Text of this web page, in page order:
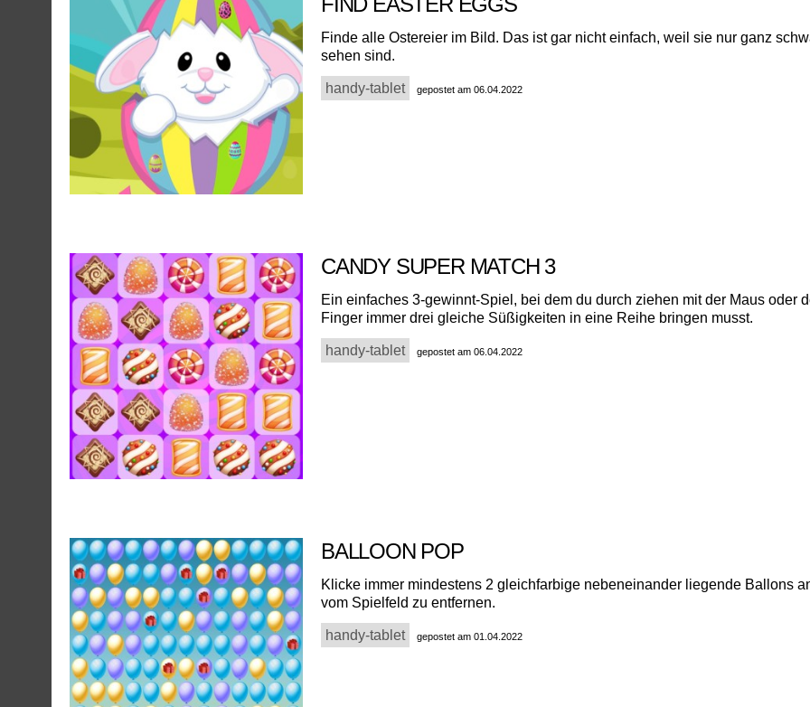
Finde alle Ostereier im Bild. Das ist gar nicht einfach, weil sie nur ganz
sehen sind.
handy-tablet gepostet am 06.04.2022
CANDY SUPER MATCH 3
Ein einfaches 3-gewinnt-Spiel, bei dem du durch ziehen mit der Maus oder
Finger immer drei gleiche Süßigkeiten in eine Reihe bringen musst.
handy-tablet gepostet am 06.04.2022
BALLOON POP
Klicke immer mindestens 2 gleichfarbige nebeneinander liegende Ballons
vom Spielfeld zu entfernen.
handy-tablet gepostet am 01.04.2022